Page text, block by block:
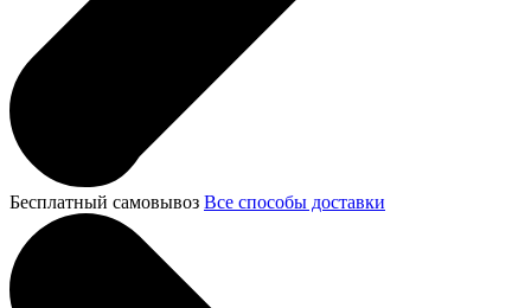
Бесплатный самовывоз Все способы доставки